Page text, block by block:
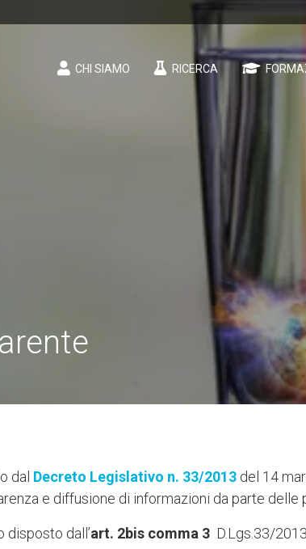
CHI SIAMO RICERCA
dal Decreto Legislativo n. 33/2013 del 14
e diffusione di informazioni da parte delle
disposto dall’art. 2bis comma 3 D.Lgs.33/